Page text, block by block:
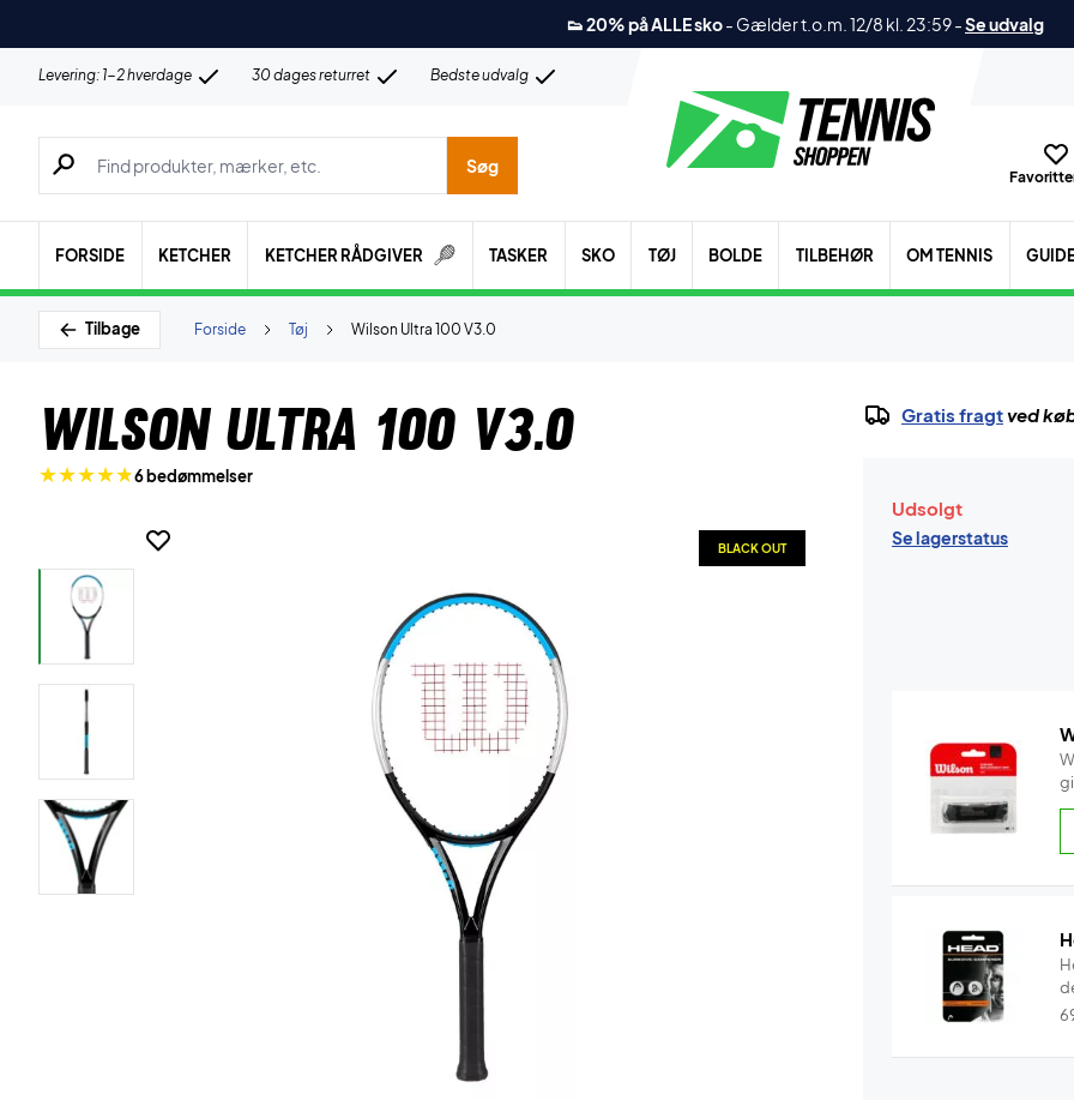
👟 20% på ALLE sko- Gælder t.o.m. 12/8 kl. 23:59-Se udvalg
Levering: 1-2 hverdage 30 dages returret Bedste udvalg
Søg efter produkter, mærker etc.
Søg
FORSIDE KETCHER KETCHER RÅDGIVER TASKER SKO TØJ BOLDE TILBEHØR OM TENNIS
Tilbage Wilson Ultra 100 V3.0
Tøj
Forside
Wilson Ultra 100 V3.0
6 bedømmelser
BLACK OUT
Gratis fragtved
Udsolgt
Se lagerstatus